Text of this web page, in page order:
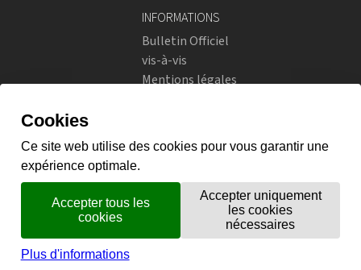
INFORMATIONS
Bulletin Officiel
vis-à-vis
Mentions légales
Instagram
flickr